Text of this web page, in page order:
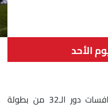
الأحد
تنطلق، مساء اليوم الأحد، منافسات دور الـ32 من بطولة